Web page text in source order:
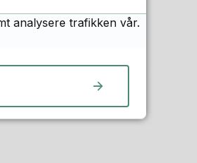
analysere trafikken vår.